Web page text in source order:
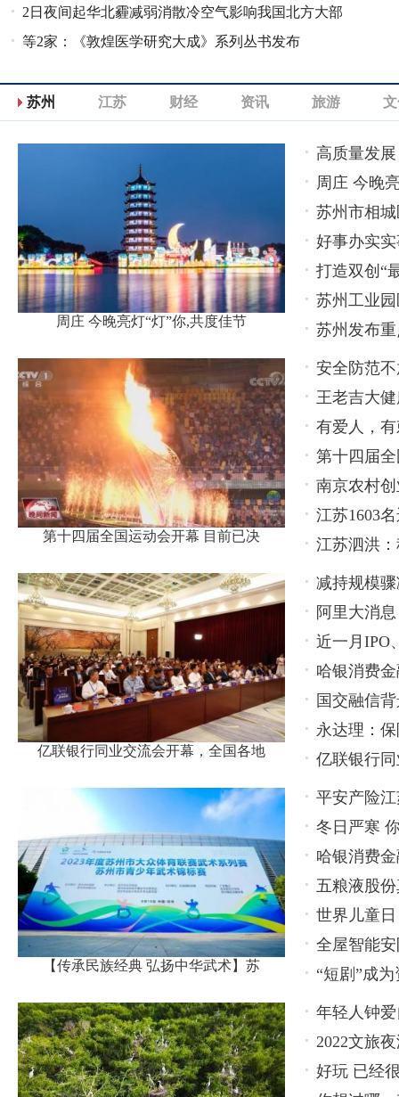
下定
2日夜间起华北霾减弱消散冷空气影响我国北方大部
地区
等2家：《敦煌医学研究大成》系列丛书发布
苏州 江苏 财经 资讯 旅游
周庄 今晚亮灯“灯”你,共度佳节
高质量发
周庄 今晚
苏州市相
好事办实
打造双创“
苏州工业
苏州发布
第十四届全国运动会开幕 目前已决
安全防范
轻心
王老吉大
款产品
有爱人，
第十四届
南京农村
江苏1603
江苏泗洪
亿联银行同业交流会开幕，全国各地
减持规模
持，还有
阿里大消
近一月IPO
衡关键在
哈银消费
国交融信
永达理：
亿联银行
名代表
【传承民族经典 弘扬中华武术】苏
平安产险
张楼村
冬日严寒
哈银消费
保护工作
五粮液股
出怎样火花
世界儿童
州举办
全屋智能
“短剧”成
有潜力
年轻人钟
2022文旅
博览会
好玩 已经